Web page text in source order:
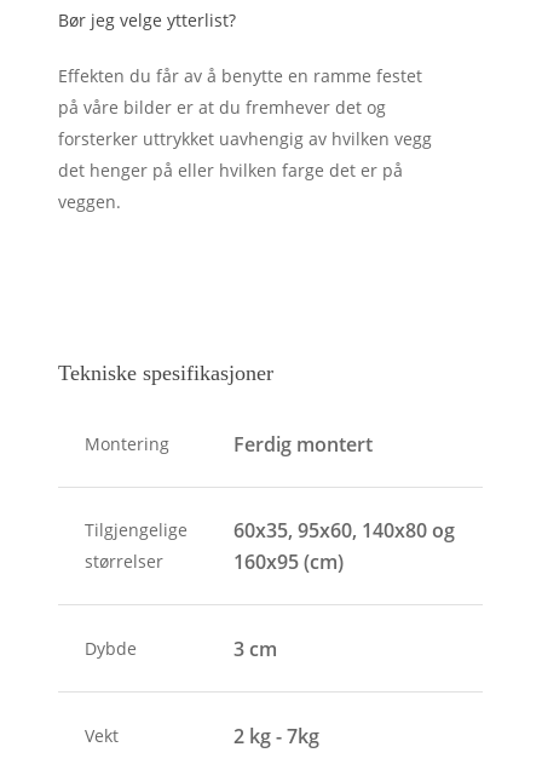
Bør jeg velge ytterlist?
Effekten du får av å benytte en ramme festet
på våre bilder er at du fremhever det og
forsterker uttrykket uavhengig av hvilken vegg
det henger på eller hvilken farge det er på
veggen.
Tekniske spesifikasjoner
Montering Ferdig montert
Tilgjengelige
størrelser
60x35, 95x60, 140x80 og
160x95 (cm)
Dybde 3 cm
Vekt 2 kg - 7kg